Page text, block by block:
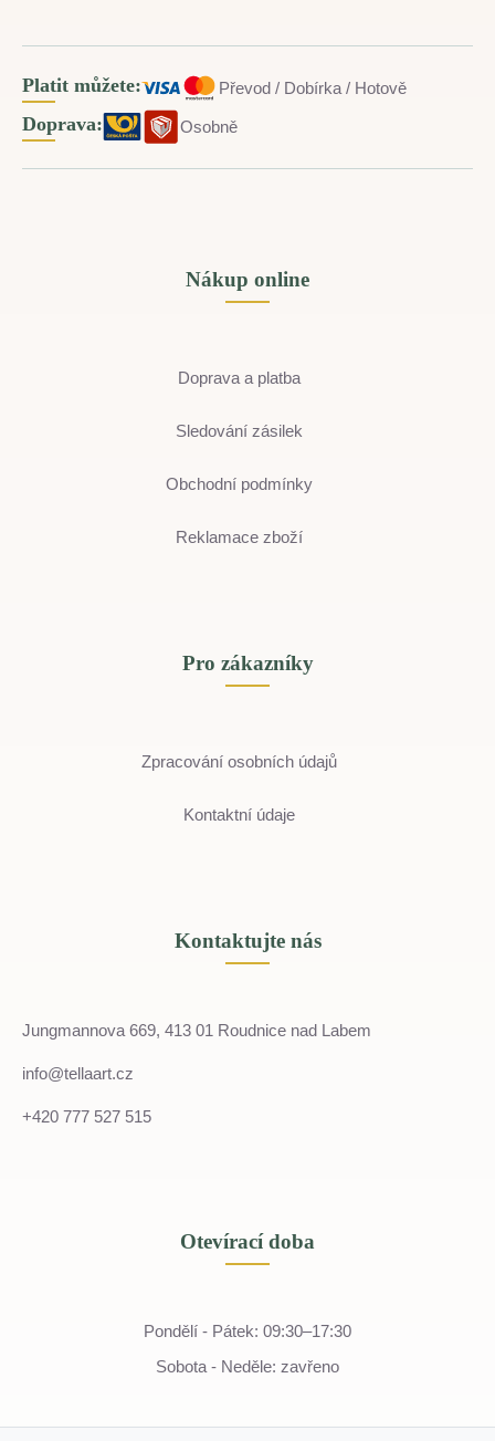
Platit můžete: Převod / Dobírka / Hotově
Doprava: Osobně
Nákup online
Doprava a platba
Sledování zásilek
Obchodní podmínky
Reklamace zboží
Pro zákazníky
Zpracování osobních údajů
Kontaktní údaje
Kontaktujte nás
Jungmannova 669, 413 01 Roudnice nad Labem
info@tellaart.cz
+420 777 527 515
Otevírací doba
Pondělí - Pátek: 09:30–17:30
Sobota - Neděle: zavřeno